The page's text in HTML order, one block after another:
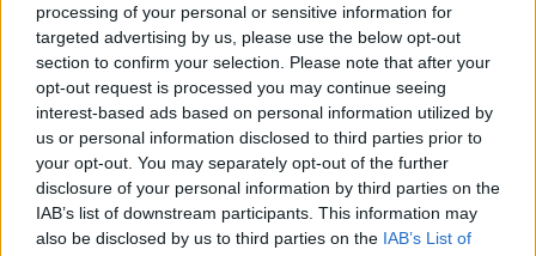
processing of your personal or sensitive information for
targeted advertising by us, please use the below opt-out
section to confirm your selection. Please note that after your
opt-out request is processed you may continue seeing
interest-based ads based on personal information utilized by
us or personal information disclosed to third parties prior to
your opt-out. You may separately opt-out of the further
disclosure of your personal information by third parties on the
IAB’s list of downstream participants. This information may
also be disclosed by us to third parties on the IAB’s List of
Nemusí to byť len
levanduľa! 7 fialových
krások, ktoré rozžiaria
vašu záhradu
Môže aspirín zachrániť
ochabnuté izbové
rastliny? Pravda vás
možno prekvapí